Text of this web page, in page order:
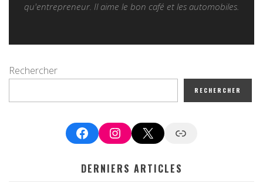
qu'entrepreneur. Il aime le bon café et les automobiles.
Rechercher
RECHERCHER
FacebookInstagram
X Google News
DERNIERS ARTICLES